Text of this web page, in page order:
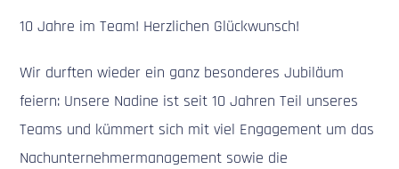
10 Jahre im Team! Herzlichen Glückwunsch!
Wir durften wieder ein ganz besonderes Jubiläum
feiern: Unsere Nadine ist seit 10 Jahren Teil unseres
Teams und kümmert sich mit viel Engagement um das
Nachunternehmermanagement sowie die